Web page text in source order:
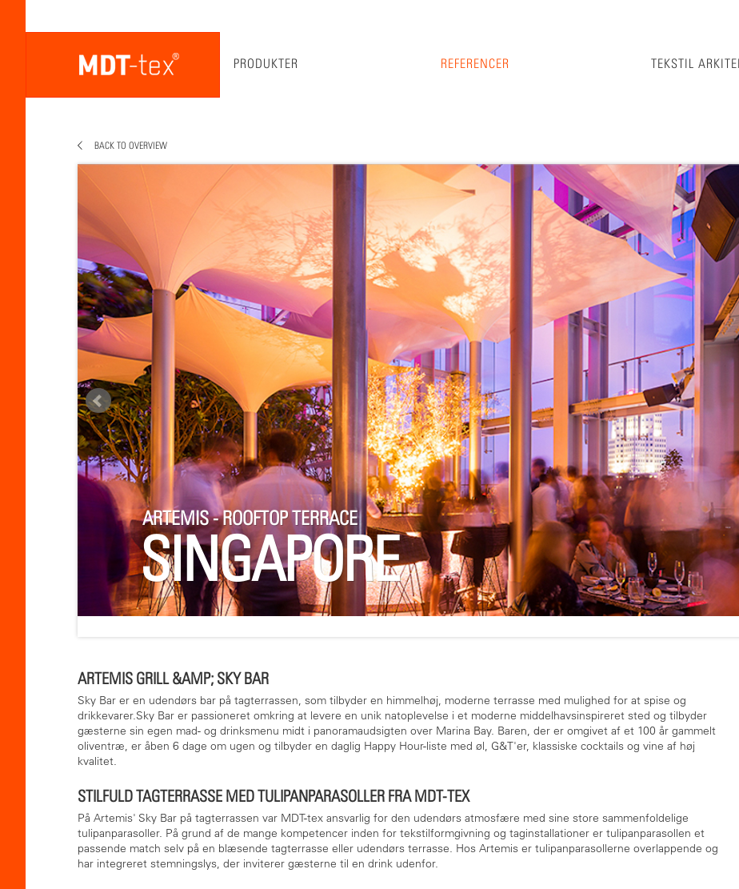
PRODUKTER REFERENCER TEKSTIL
BACK TO OVERVIEW
ARTEMIS - ROOFTOP TERRACE
SINGAPORE
ARTEMIS GRILL &AMP; SKY BAR
Sky Bar er en udendørs bar på tagterrassen, som tilbyder en himmelhøj, moderne terrasse med mulighed for at spise og
drikkevarer.Sky Bar er passioneret omkring at levere en unik natoplevelse i et moderne middelhavsinspireret sted og tilbyder
gæsterne sin egen mad- og drinksmenu midt i panoramaudsigten over Marina Bay. Baren, der er omgivet af et 100 år gammelt
oliventræ, er åben 6 dage om ugen og tilbyder en daglig Happy Hour-liste med øl, G&T'er, klassiske cocktails og vine af høj
kvalitet.
STILFULD TAGTERRASSE MED TULIPANPARASOLLER FRA MDT-TEX
På Artemis' Sky Bar på tagterrassen var MDT-tex ansvarlig for den udendørs atmosfære med sine store sammenfoldelige
tulipanparasoller. På grund af de mange kompetencer inden for tekstilformgivning og taginstallationer er tulipanparasollen et
passende match selv på en blæsende tagterrasse eller udendørs terrasse. Hos Artemis er tulipanparasollerne overlappende og
har integreret stemningslys, der inviterer gæsterne til en drink udenfor.